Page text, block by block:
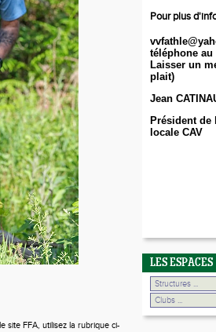
site FFA, utilisez la rubrique ci-
Pour plus
téléphone au
Laisser un
plait)
Jean
Président de
locale CAV
LES ESPACES